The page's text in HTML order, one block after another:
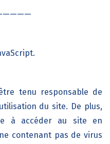
tenu responsable de
du site. De plus,
à accéder au site en
contenant pas de virus